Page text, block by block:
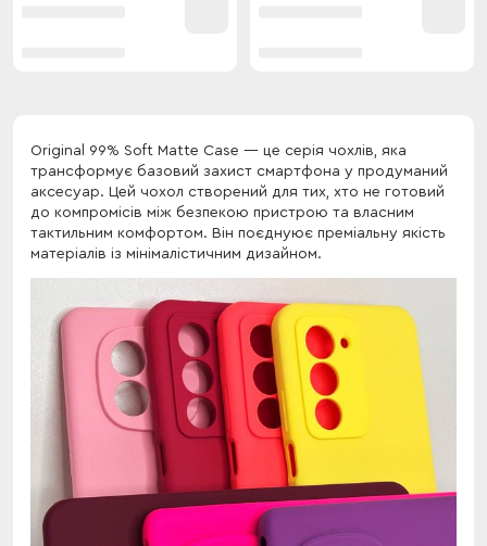
Original 99% Soft Matte Case — це серія чохлів, яка
трансформує базовий захист смартфона у продуманий
аксесуар. Цей чохол створений для тих, хто не готовий
до компромісів між безпекою пристрою та власним
тактильним комфортом. Він поєднуює преміальну якість
матеріалів із мінімалістичним дизайном.